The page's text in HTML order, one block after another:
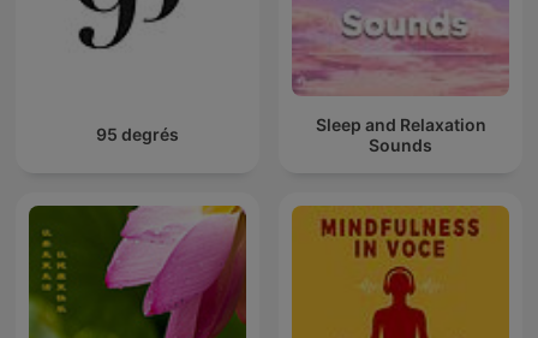
95 degrés
Sleep and Relaxation
Sounds